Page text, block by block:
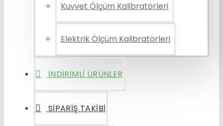
Kuvvet Ölçüm Kalibratörleri
Elektrik Ölçüm Kalibratörleri
İNDIRIMLI ÜRÜNLER
SIPARIŞ TAKIBI